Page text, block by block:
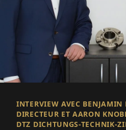
INTERVIEW AVEC BENJAMIN
DIRECTEUR ET AARON
DTZ DICHTUNGS-TECHNIK-